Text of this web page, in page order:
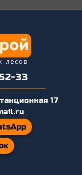
лесов
33
17